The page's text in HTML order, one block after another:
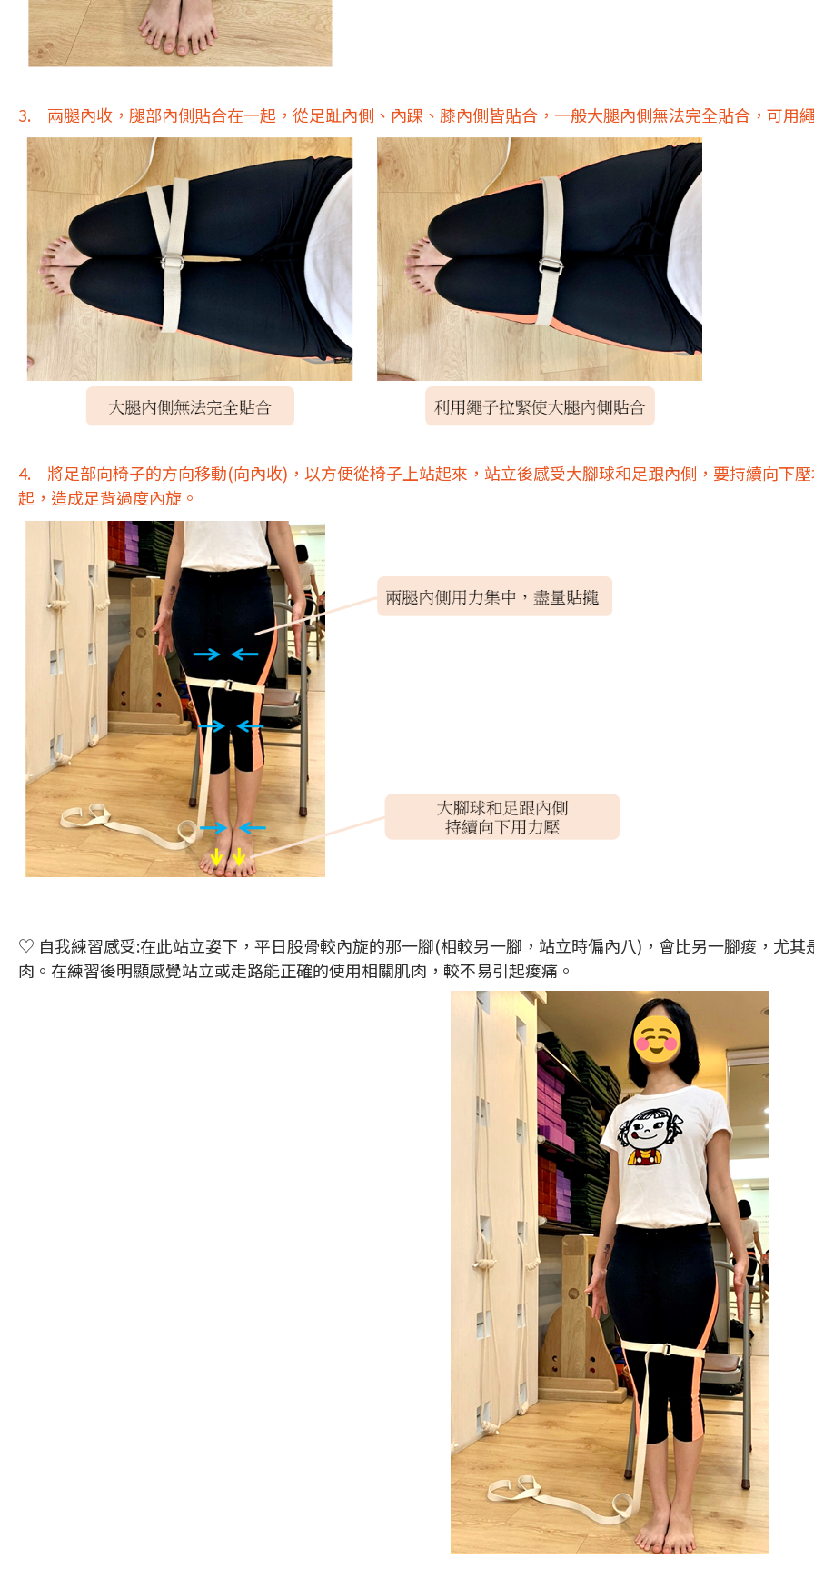
3. 兩腿內收，腿部內側貼合在一起，從足趾內側、內踝、膝內側皆貼合，一般大腿內側無法完全貼合，可用
4. 將足部向椅子的方向移動(向內收)，以方便從椅子上站起來，站立後感受大腳球和足跟內側，要持續向下
起，造成足背過度內旋。
♡ 自我練習感受:在此站立姿下，平日股骨較內旋的那一腳(相較另一腳，站立時偏內八)，會比另一腳痠，尤
肉。在練習後明顯感覺站立或走路能正確的使用相關肌肉，較不易引起痠痛。